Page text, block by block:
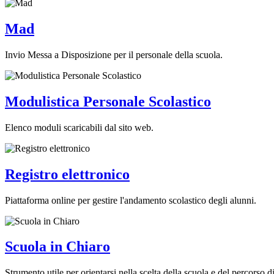
Mad
Invio Messa a Disposizione per il personale della scuola.
Modulistica Personale Scolastico
Elenco moduli scaricabili dal sito web.
Registro elettronico
Piattaforma online per gestire l'andamento scolastico degli alunni.
Scuola in Chiaro